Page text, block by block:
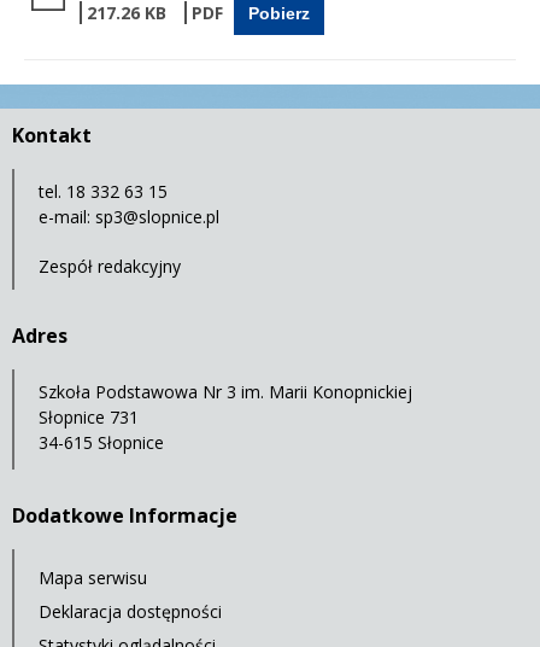
217.26 KB Pobierz
Kontakt
tel. 18 332 63 15
e-mail: sp3@slopnice.pl
Zespół redakcyjny
Adres
Szkoła Podstawowa Nr 3 im. Marii Konopnickiej
Słopnice 731
34-615 Słopnice
Dodatkowe Informacje
Mapa serwisu
Deklaracja dostępności